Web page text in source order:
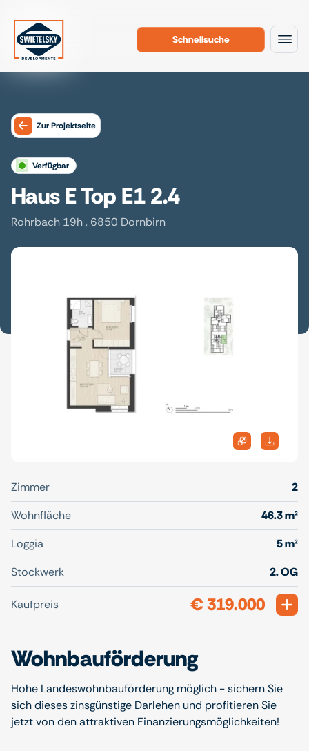
Zum Inhalt Schnellsuche
Zur Projektseite
verfügbar
Haus E Top E1 2.4
Rohrbach 19h , 6850 Dornbirn
Zimmer
2
Wohnfläche
46.3 m²
Loggia
5 m²
Stockwerk
2. OG
Kaufpreis € 319.000
Wohnbauförderung
Hohe Landeswohnbauförderung möglich - sichern Sie
sich dieses zinsgünstige Darlehen und profitieren Sie
jetzt von den attraktiven Finanzierungsmöglichkeiten!